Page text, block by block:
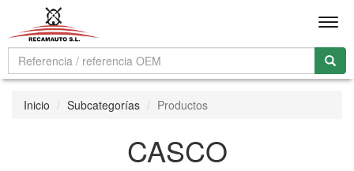
Inicio Subcategorías Productos
CASCO